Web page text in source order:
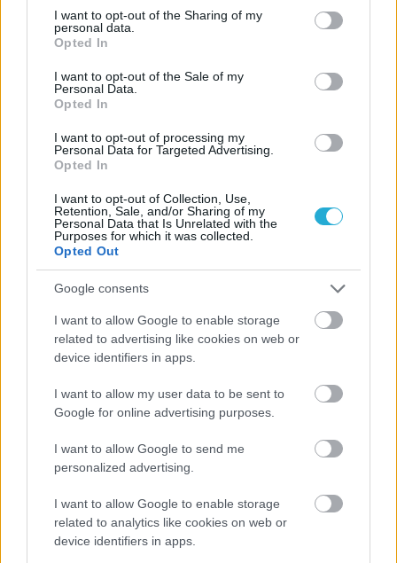
not limited to your visit or usage behaviour. You may click to
grant or deny consent to Google and its third-party tags to
use your data for below specified purposes in below Google
consent section.
I want to opt-out of the Sharing of my
personal data.
Opted In
I want to opt-out of the Sale of my
Personal Data.
Opted In
I want to opt-out of processing my
Personal Data for Targeted Advertising.
Opted In
I want to opt-out of Collection, Use,
Retention, Sale, and/or Sharing of my
Personal Data that Is Unrelated with the
Purposes for which it was collected.
Opted Out
Google consents
I want to allow Google to enable storage
related to advertising like cookies on web or
device identifiers in apps.
I want to allow my user data to be sent to
Google for online advertising purposes.
I want to allow Google to send me
personalized advertising.
I want to allow Google to enable storage
related to analytics like cookies on web or
device identifiers in apps.
Aκολουθήστε μας